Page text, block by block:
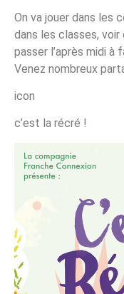
On va jouer dans les
dans les classes, voir
passer l’après midi à
Venez nombreux
icon
c’est la récré !